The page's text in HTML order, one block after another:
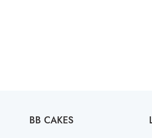
BB CAKES